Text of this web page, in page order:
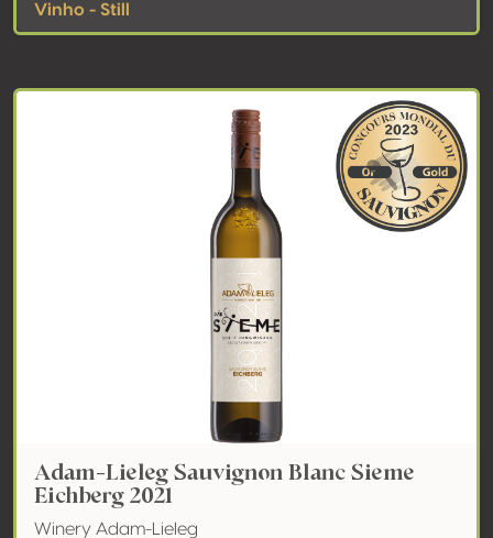
Vinho - Still
Adam-Lieleg Sauvignon Blanc Sieme
Eichberg 2021
Winery Adam-Lieleg